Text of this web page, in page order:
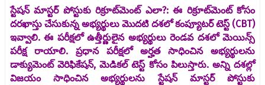
స్టేషన్ మాస్టర్ పోస్టుకు రిక్రూట్‌మెంట్ ఎలా?: ఈ రిక్రూట్‌మెంట్ కోసం
దరఖాస్తు చేసుకున్న అభ్యర్థులు మొదటి దశలో కంప్యూటర్ టెస్ట్ (CBT)
ఇవ్వాలి. ఈ పరీక్షలో ఉత్తీర్ణులైన అభ్యర్థులు రెండవ దశలో మెయిన్స్
పరీక్ష రాయాలి. ప్రధాన పరీక్షలో అర్హత సాధించిన అభ్యర్థులను
డాక్యుమెంట్ వెరిఫికేషన్, మెడికల్ టెస్ట్ కోసం పిలుస్తారు. అన్ని దశల్లో
విజయం సాధించిన అభ్యర్థులను స్టేషన్ మాస్టర్ పోస్టుకు